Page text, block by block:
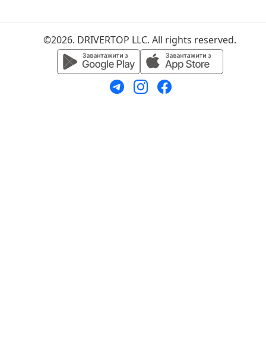
©2026. DRIVERTOP LLC. All rights reserved.